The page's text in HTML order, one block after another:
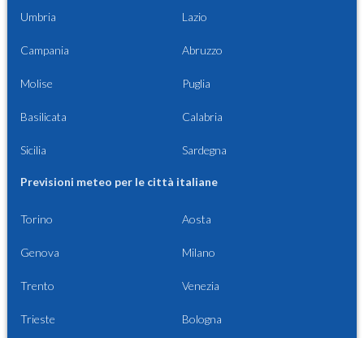
Umbria Lazio
Campania Abruzzo
Molise Puglia
Basilicata Calabria
Sicilia Sardegna
Previsioni meteo per le città italiane
Torino Aosta
Genova Milano
Trento Venezia
Trieste Bologna